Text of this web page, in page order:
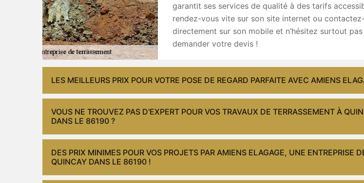
garantit ses services de qualité à des tarifs
rendez-vous vite sur son site internet ou
directement sur son mobile et n’hésitez surtout pas
demander votre devis !
LES MEILLEURS PRIX POUR VOTRE POSE DE REGARD PARFAITE AVEC AMIENS
VOUS NE TROUVEZ PAS D'EXPERT POUR VOS TRAVAUX DE TERRASSEMENT À
DANS LE 86190 ?
DES PRIX MINIMES POUR VOS PROJETS PAR AMIENS ELAGAGE, UNE ENTREPRISE
QUINCAY DANS LE 86190 !